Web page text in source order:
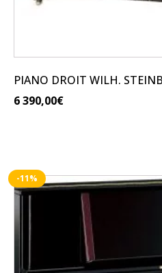
PIANO DROIT WILH.
6 390,00€
-11%
Ce
produit
a
Les